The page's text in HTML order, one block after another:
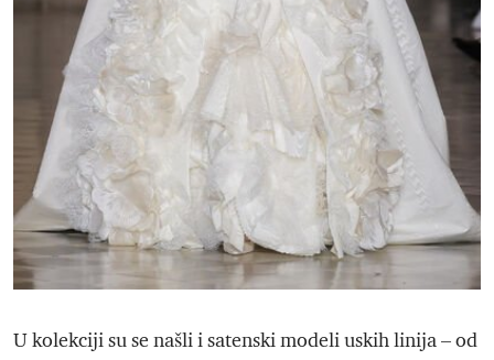
U kolekciji su se našli i satenski modeli uskih linija – od